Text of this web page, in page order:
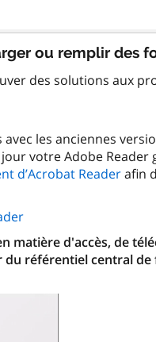
ou remplir des
des solutions aux
les anciennes
votre Adobe
d’Acrobat Readerafin
matière d'accès, de
référentiel central